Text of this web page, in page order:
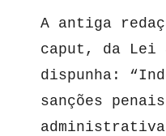
A antiga
caput, da Lei
dispunha:
sanções